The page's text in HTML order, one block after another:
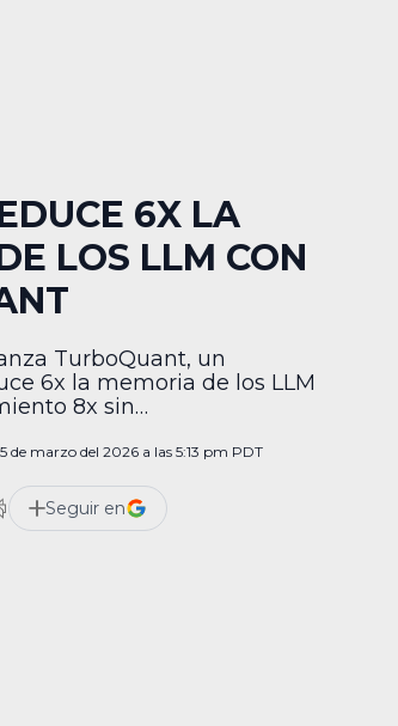
6X LA
LOS LLM CON
TurboQuant, un
6x la memoria de los LLM
8x sin
de marzo del 2026 a las 5:13 pm PDT
Seguir en